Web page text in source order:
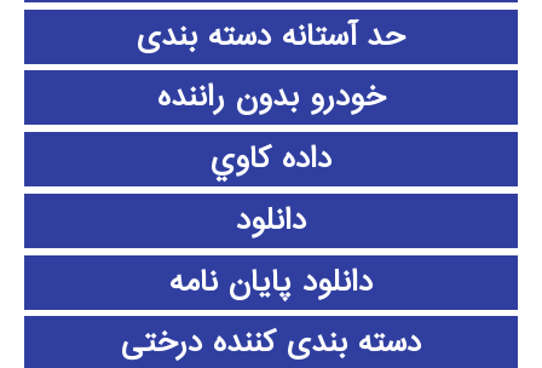
حد آستانه دسته بندی
خودرو بدون راننده
داده كاوي
دانلود
دانلود پايان نامه
دسته بندی کننده درختی